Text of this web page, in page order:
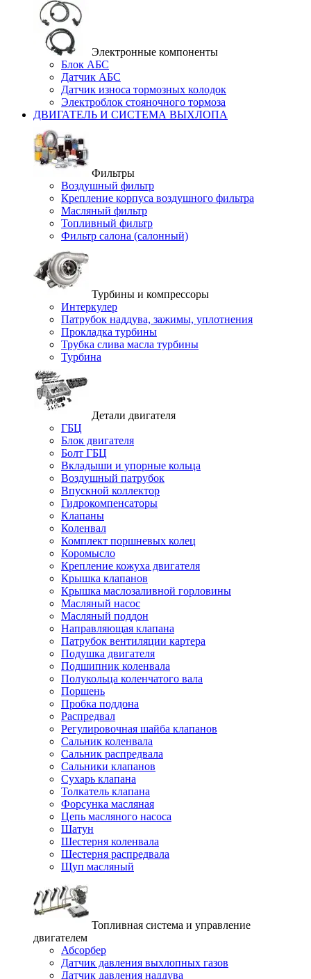
Электронные компоненты
Блок АБС
Датчик АБС
Датчик износа тормозных колодок
Электроблок стояночного тормоза
ДВИГАТЕЛЬ И СИСТЕМА ВЫХЛОПА
Фильтры
Воздушный фильтр
Крепление корпуса воздушного фильтра
Масляный фильтр
Топливный фильтр
Фильтр салона (салонный)
Турбины и компрессоры
Интеркулер
Патрубок наддува, зажимы, уплотнения
Прокладка турбины
Трубка слива масла турбины
Турбина
Детали двигателя
ГБЦ
Блок двигателя
Болт ГБЦ
Вкладыши и упорные кольца
Воздушный патрубок
Впускной коллектор
Гидрокомпенсаторы
Клапаны
Коленвал
Комплект поршневых колец
Коромысло
Крепление кожуха двигателя
Крышка клапанов
Крышка маслозаливной горловины
Масляный насос
Масляный поддон
Направляющая клапана
Патрубок вентиляции картера
Подушка двигателя
Подшипник коленвала
Полукольца коленчатого вала
Поршень
Пробка поддона
Распредвал
Регулировочная шайба клапанов
Сальник коленвала
Сальник распредвала
Сальники клапанов
Сухарь клапана
Толкатель клапана
Форсунка масляная
Цепь масляного насоса
Шатун
Шестерня коленвала
Шестерня распредвала
Щуп масляный
Топливная система и управление
двигателем
Абсорбер
Датчик давления выхлопных газов
Датчик давления наддува